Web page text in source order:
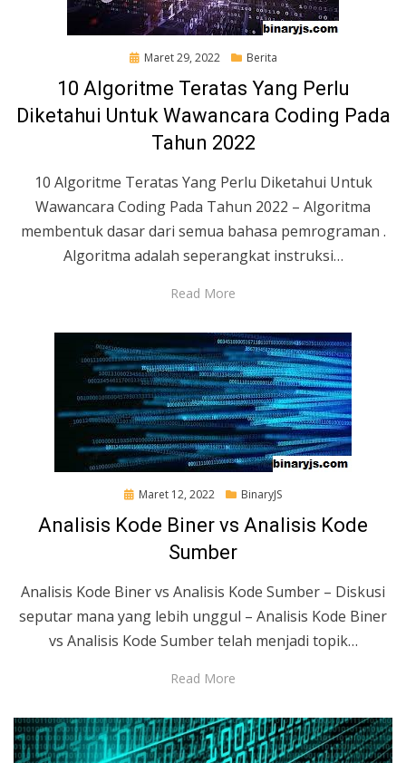
PostedMaret 29, 2022 Berita
10 Algoritme Teratas Yang Perlu
Diketahui Untuk Wawancara Coding Pada
Tahun 2022
10 Algoritme Teratas Yang Perlu Diketahui Untuk
Wawancara Coding Pada Tahun 2022 – Algoritma
membentuk dasar dari semua bahasa pemrograman .
Algoritma adalah seperangkat instruksi…
Read More
PostedMaret 12, 2022 BinaryJS
Analisis Kode Biner vs Analisis Kode
Sumber
Analisis Kode Biner vs Analisis Kode Sumber – Diskusi
seputar mana yang lebih unggul – Analisis Kode Biner
vs Analisis Kode Sumber telah menjadi topik…
Read More